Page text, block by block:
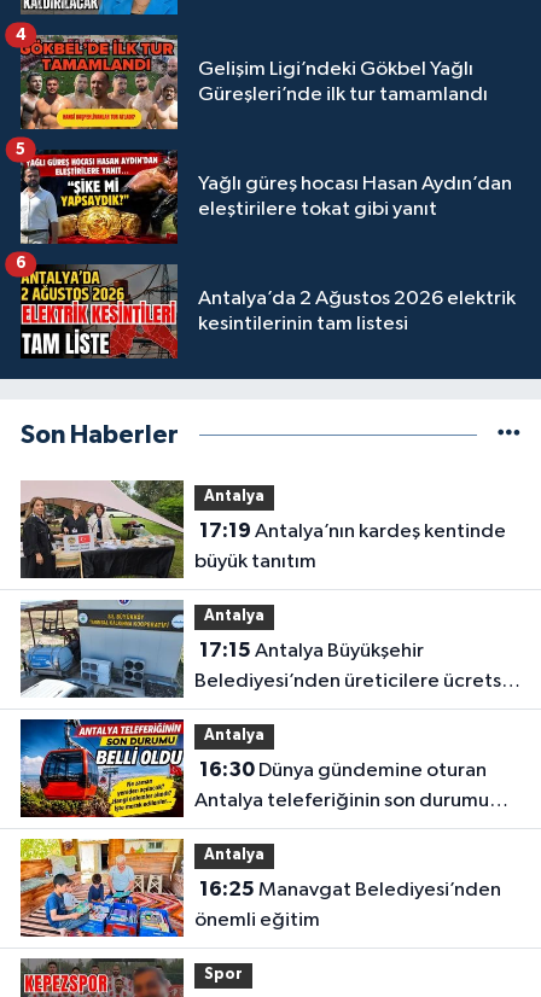
Gelişim Ligi’ndeki Gökbel Yağlı
Güreşleri’nde ilk tur tamamlandı
4
Yağlı güreş hocası Hasan Aydın’dan
eleştirilere tokat gibi yanıt
5
Antalya’da 2 Ağustos 2026 elektrik
kesintilerinin tam listesi
6
Son Haberler
Antalya
17:19
büyük tanıtım
Antalya
17:15
Belediyesi’nden üreticilere ücretsiz
destek
Antalya
16:30Dünya gündemine oturan
Antalya teleferiğinin son durumu
belli oldu
Antalya
16:25
önemli eğitim
Spor